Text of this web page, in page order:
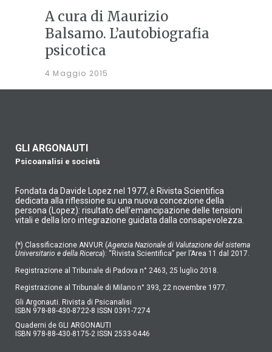
A cura di Maurizio
Balsamo. L’autobiografia
psicotica
4 Maggio 2015
GLI ARGONAUTI
Psicoanalisi e società
Fondata da Davide Lopez nel 1977, è Rivista Scientifica
dedicata alla riflessione su una nuova concezione della
persona (Lopez): risultato dell’emancipazione delle tensioni
vitali e della loro integrazione guidata dalla consapevolezza.
(*) Classificazione ANVUR (Agenzia Nazionale di Valutazione del sistema
Universitario e della Ricerca): “Rivista Scientifica” per l’Area 11 dal 2017.
Registrazione al Tribunale di Padova n° 2463, 25 luglio 2018.
Registrazione al Tribunale di Milano n° 393, 22 novembre 1977.
Gli Argonauti. Rivista di Psicanalisi
ISBN 978-88-430-8722-8 ISSN 0391-7274
Quaderni de GLI ARGONAUTI
ISBN 978-88-430-8175-2 ISSN 2533-0446